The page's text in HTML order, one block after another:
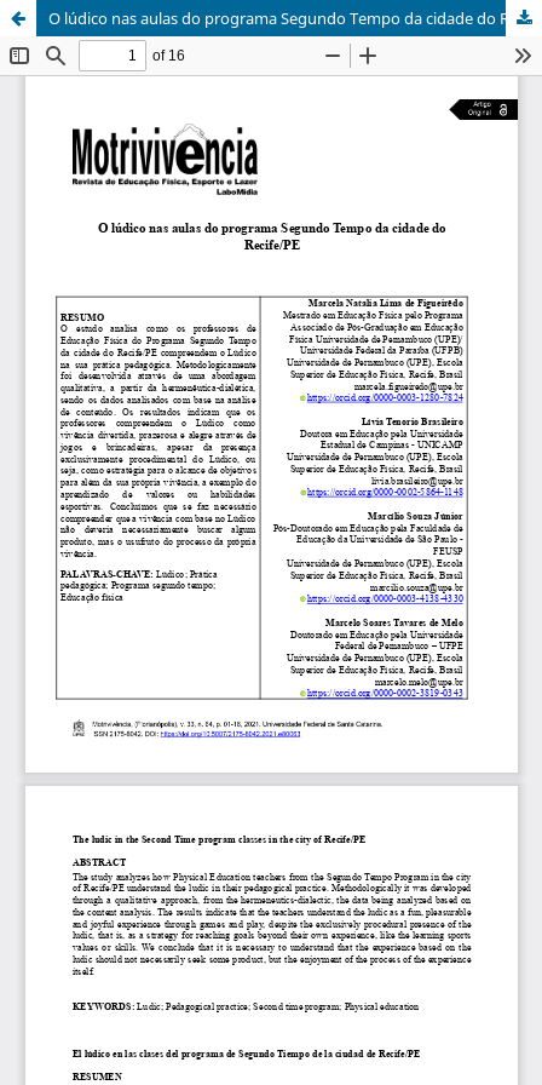
O lúdico nas aulas do programa Segundo Tempo da cidade do Recife/PE